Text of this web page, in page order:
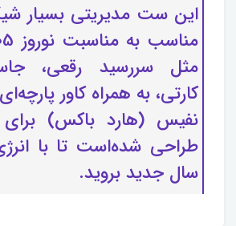
این ست مدیریتی بسیار
مثل سررسید رقعی،
کارتی، به همراه کاور
نفیس (هارد باکس) برای
طراحی شده‌است تا با
سال جدید بروید.